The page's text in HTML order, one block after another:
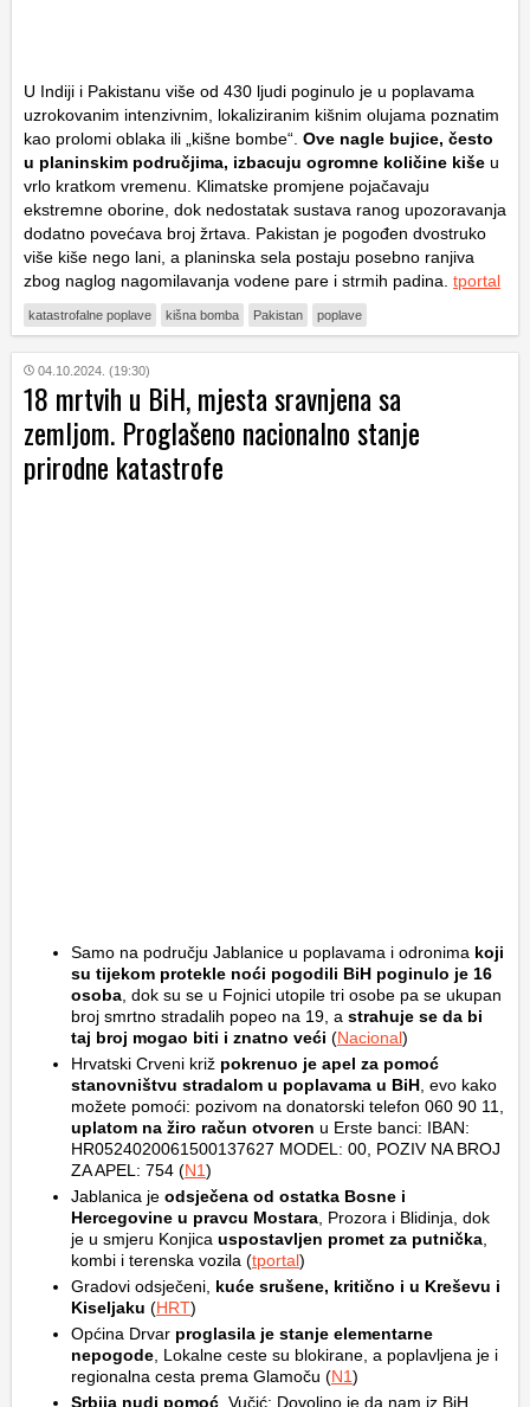
U Indiji i Pakistanu više od 430 ljudi poginulo je u poplavama
uzrokovanim intenzivnim, lokaliziranim kišnim olujama poznatim
kao prolomi oblaka ili „kišne bombe“. Ove nagle bujice, često
u planinskim područjima, izbacuju ogromne količine kiše u
vrlo kratkom vremenu. Klimatske promjene pojačavaju
ekstremne oborine, dok nedostatak sustava ranog upozoravanja
dodatno povećava broj žrtava. Pakistan je pogođen dvostruko
više kiše nego lani, a planinska sela postaju posebno ranjiva
zbog naglog nagomilavanja vodene pare i strmih padina. tportal
katastrofalne poplave kišna bomba Pakistan poplave
04.10.2024. (19:30)
18 mrtvih u BiH, mjesta sravnjena sa
zemljom. Proglašeno nacionalno stanje
prirodne katastrofe
Samo na području Jablanice u poplavama i odronima koji
su tijekom protekle noći pogodili BiH poginulo je 16
osoba , dok su se u Fojnici utopile tri osobe pa se ukupan
broj smrtno stradalih popeo na 19, a strahuje se da bi
taj broj mogao biti i znatno veći (Nacional)
Hrvatski Crveni križ pokrenuo je apel za pomoć
stanovništvu stradalom u poplavama u BiH , evo kako
možete pomoći: pozivom na donatorski telefon 060 90 11,
uplatom na žiro račun otvoren u Erste banci: IBAN:
HR0524020061500137627 MODEL: 00, POZIV NA BROJ
ZA APEL: 754 (N1)
Jablanica je odsječena od ostatka Bosne i
Hercegovine u pravcu Mostara , Prozora i Blidinja, dok
je u smjeru Konjica uspostavljen promet za putnička
kombi i terenska vozila (tportal)
Gradovi odsječeni, kuće srušene, kritično i u Kreševu i
Kiseljaku (HRT)
Općina Drvar proglasila je stanje elementarne
nepogode , Lokalne ceste su blokirane, a poplavljena je i
regionalna cesta prema Glamoču (N1)
Srbija nudi pomoć , Vučić: Dovoljno je da nam iz BiH